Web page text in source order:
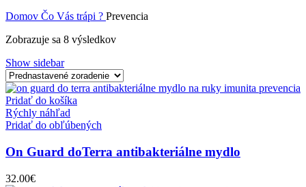
Domov Čo Vás trápi ? Prevencia
Zobrazuje sa 8 výsledkov
Show sidebar
Pridať do košíka
Rýchly náhľad
Pridať do obľúbených
On Guard doTerra antibakteriálne mydlo
32.00€